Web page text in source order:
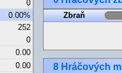
0
0.00%
252
0
0.00
0.00
Zbraň
8 Hráčových